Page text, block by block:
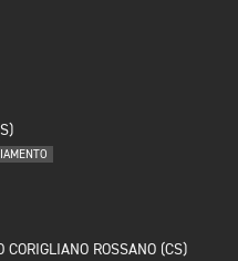
CORIGLIANO ROSSANO (CS)